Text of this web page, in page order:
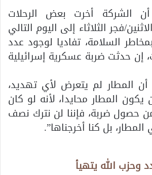
الشركة أخرت بعض الرحلات
فجر الثلاثاء إلى اليوم التالي
السلامة، تفاديا لوجود عدد
إن حدثت ضربة عسكرية إسرائيلية
أن المطار لم يتعرض لأي تهديد،
المطار محايدا، لأنه لو كان
حصول ضربة، فإننا لن نترك نصف
بل كنا أخرجناها”.
وحزب الله يتهيأ